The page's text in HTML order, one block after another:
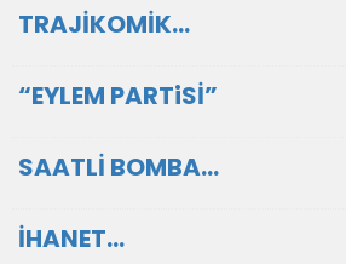
TRAJİKOMİK…
“EYLEM PARTiSİ”
SAATLİ BOMBA…
İHANET…